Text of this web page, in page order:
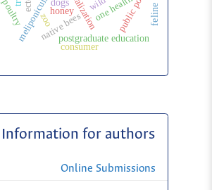
postgraduate education
one health
native bees
meliponiculture
zoohoney
poultry
consumer
dogs
Information for authors
Online Submissions